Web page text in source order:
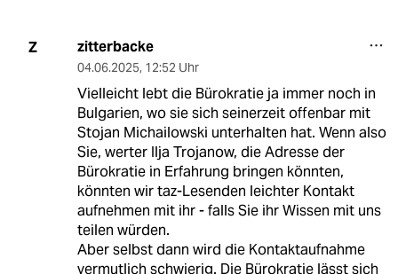
Z zitterbacke
04.06.2025, 12:52 Uhr
Vielleicht lebt die Bürokratie ja immer noch in
Bulgarien, wo sie sich seinerzeit offenbar mit
Stojan Michailowski unterhalten hat. Wenn also
Sie, werter Ilja Trojanow, die Adresse der
Bürokratie in Erfahrung bringen könnten,
könnten wir taz-Lesenden leichter Kontakt
aufnehmen mit ihr - falls Sie ihr Wissen mit uns
teilen würden.
Aber selbst dann wird die Kontaktaufnahme
vermutlich schwierig. Die Bürokratie lässt sich